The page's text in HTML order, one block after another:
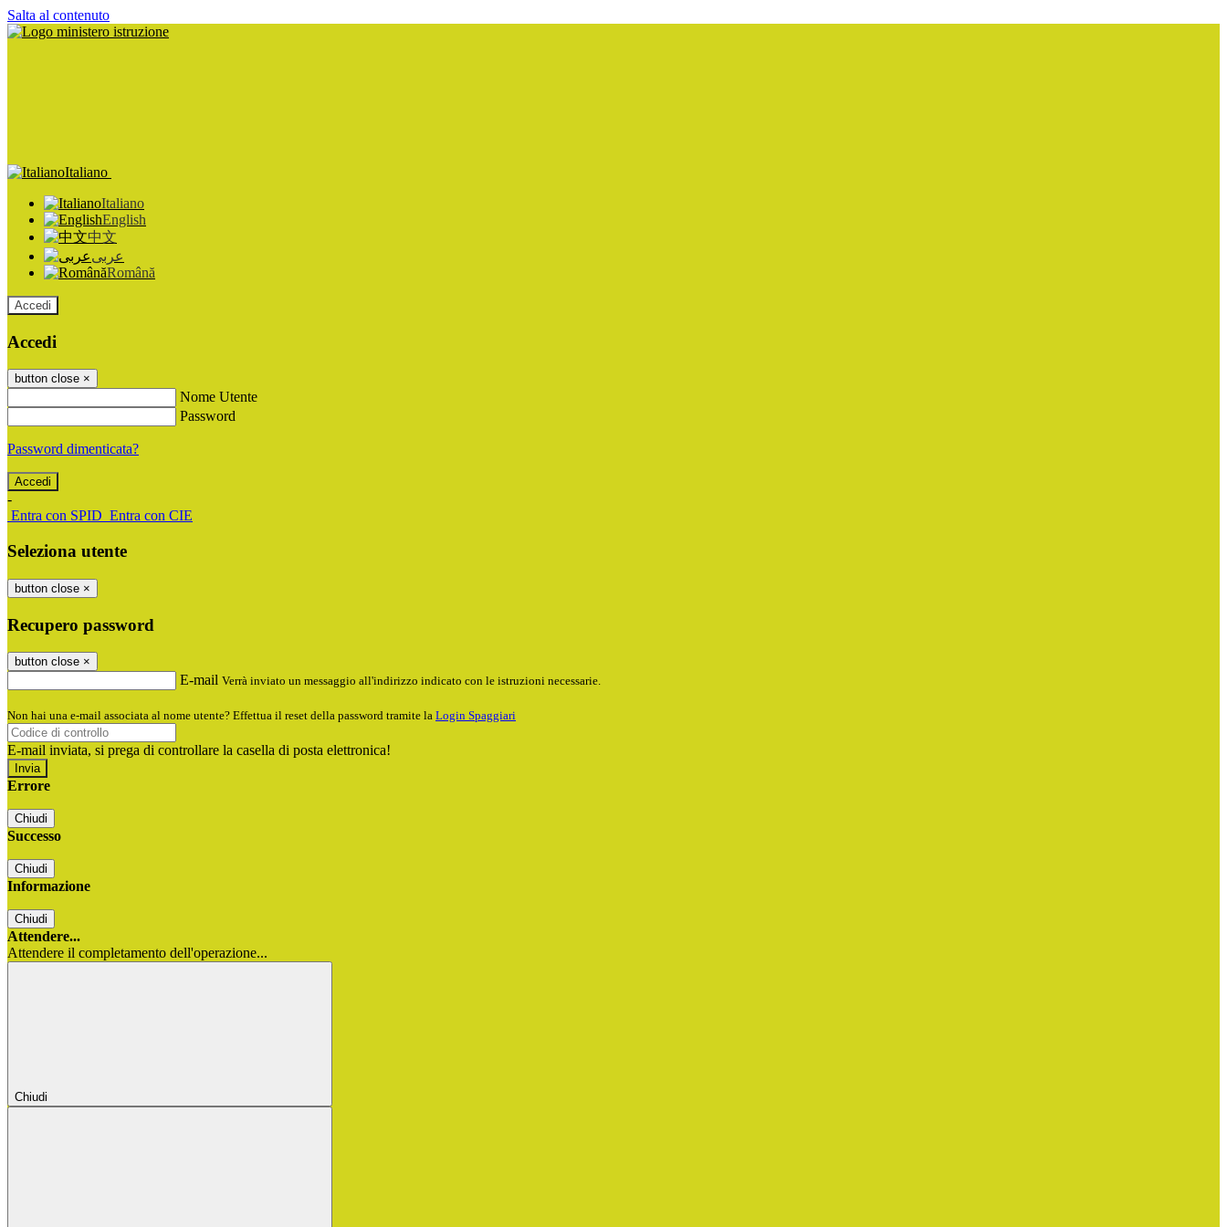
Salta al contenuto
Italiano
Italiano
English
中文
عربى
Română
Accedi
Accedi
button close ×
Nome Utente
Password
Password dimenticata?
-
Entra con SPID Entra con CIE
Seleziona utente
button close ×
Recupero password
button close ×
E-mail Verrà inviato un messaggio all'indirizzo indicato con le istruzioni necessarie.
Non hai una e-mail associata al nome utente? Effettua il reset della password tramite la Login Spaggiari
E-mail inviata, si prega di controllare la casella di posta elettronica!
Errore
Chiudi
Successo
Chiudi
Informazione
Chiudi
Attendere...
Attendere il completamento dell'operazione...
Chiudi